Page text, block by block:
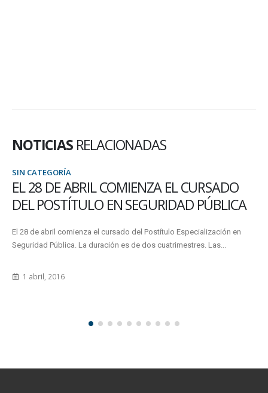
NOTICIAS RELACIONADAS
en
Las...
PRÓRROGA EN LA
2022
La Secretaría de Investigación y Posgrado informa que
plazo de presentación de proyectos PICT 2022 de la...